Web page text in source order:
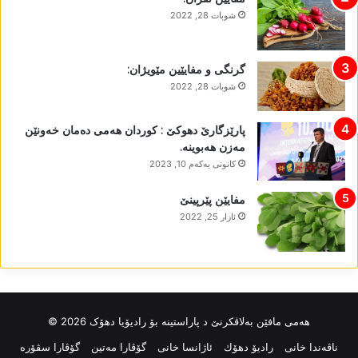
شوبات 28, 2022
گرنگی و مفایێین مێویژان:
شوبات 28, 2022
پارێزگارێ دھوکێ : کوردان ھەمی دەمان خەونێن
مەزن ھەبوینە.
كانونی یه‌كه‌م 10, 2023
مفایێن پێرپینێ
ئازار 25, 2022
ھەمی مافێن بەلاڤکرنێ د پاراستینە بۆ رادیۆیا دھۆک 2026 ©
ناڤه‌ندا خانی
رادیۆ دهۆك ئاژانسا خانی گۆڤارا مەتین گۆڤارا سڤۆرە